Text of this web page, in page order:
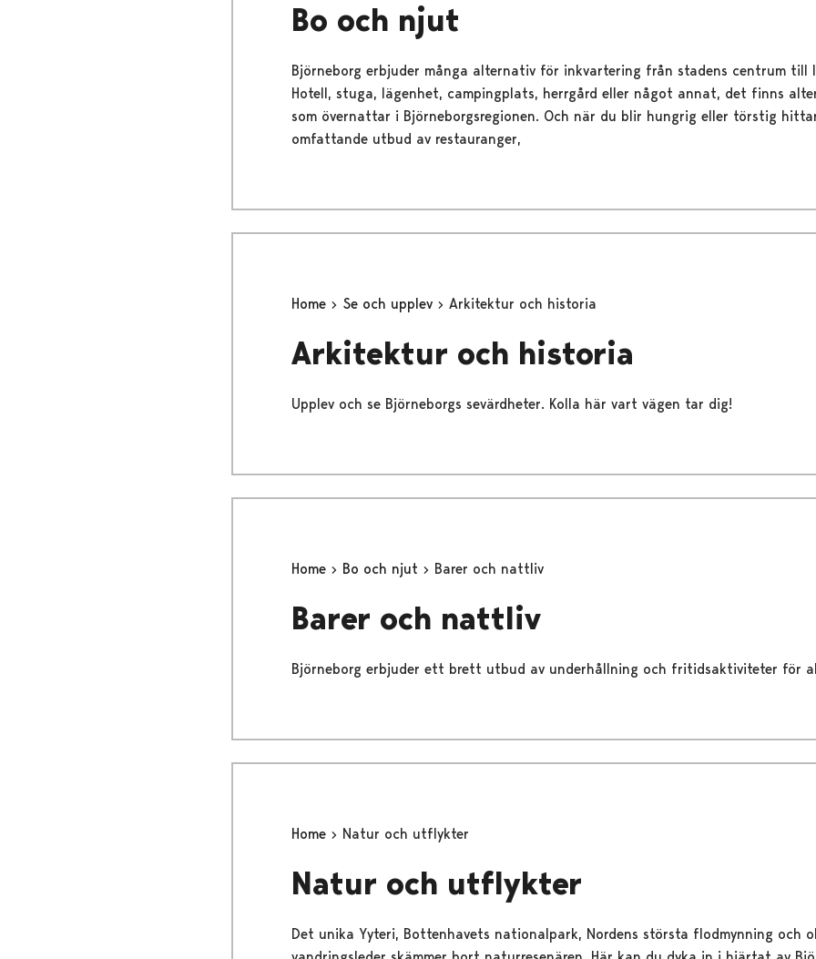
Bo och njut
Björneborg erbjuder många alternativ för inkvartering från stadens centrum till
Hotell, stuga, lägenhet, campingplats, herrgård eller något annat, det finns
som övernattar i Björneborgsregionen. Och när du blir hungrig eller törstig
omfattande utbud av restauranger,
Home Se och upplev Arkitektur och historia
Arkitektur och historia
Upplev och se Björneborgs sevärdheter. Kolla här vart vägen tar dig!
Home Bo och njut Barer och nattliv
Barer och nattliv
Björneborg erbjuder ett brett utbud av underhållning och fritidsaktiviteter för
Home Natur och utflykter
Natur och utflykter
Det unika Yyteri, Bottenhavets nationalpark, Nordens största flodmynning och